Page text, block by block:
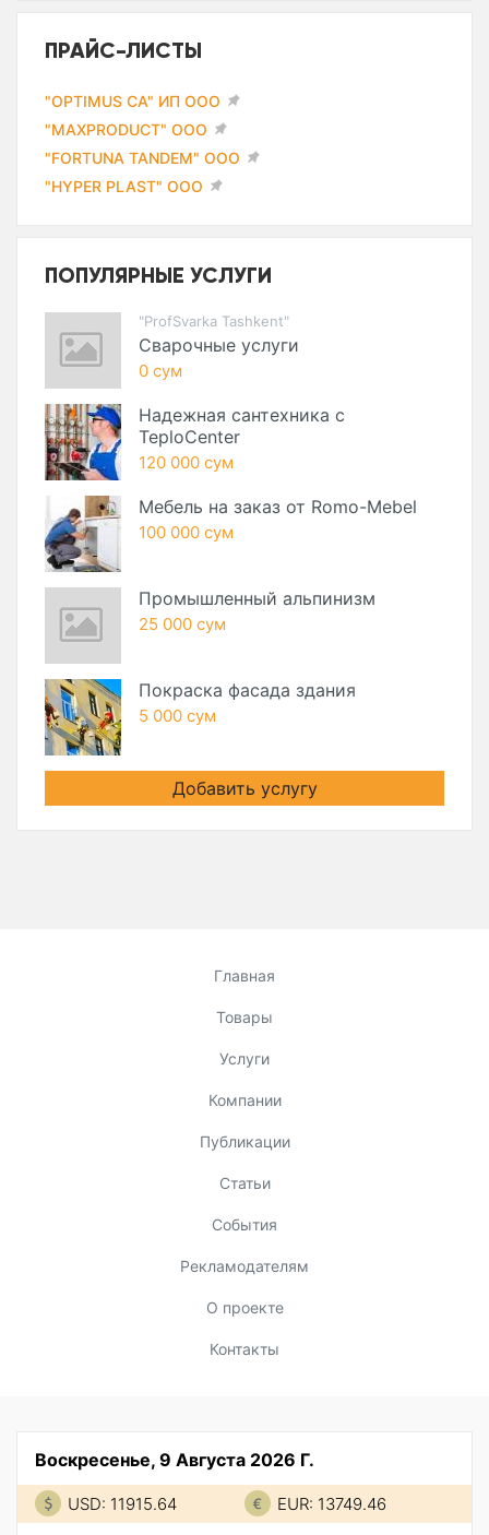
ПРАЙС-ЛИСТЫ
"OPTIMUS CA" ИП ООО
"MAXPRODUCT" ООО
"FORTUNA TANDEM" ООО
"HYPER PLAST" ООО
ПОПУЛЯРНЫЕ УСЛУГИ
"ProfSvarka Tashkent"
Сварочные услуги
0 сум
Надежная сантехника с
TeploCenter
120 000 сум
Мебель на заказ от Romo-Mebel
100 000 сум
Промышленный альпинизм
25 000 сум
Покраска фасада здания
5 000 сум
Добавить услугу
Главная
Товары
Услуги
Компании
Публикации
Статьи
События
Рекламодателям
О проекте
Контакты
Воскресенье, 9 Августа 2026 Г.
USD: 11915.64 EUR: 13749.46